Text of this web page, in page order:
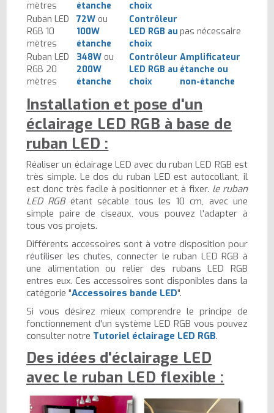
mètres étanche
choix
Ruban LED
RGB 10
mètres
72W ou
100W
étanche
Contrôleur
LED RGB au
choix
pas nécessaire
Ruban LED
RGB 20
mètres
348W ou
200W
étanche
Contrôleur
LED RGB au
choix
Amplificateur
étanche ou
non-étanche
Installation et pose d'un
éclairage LED RGB à base de
ruban LED :
Réaliser un éclairage LED avec du ruban LED RGB est
très simple. Le dos du ruban LED est autocollant, il
est donc très facile à positionner et à fixer. le ruban
LED RGBétant sécable tous les 10 cm, avec une
simple paire de ciseaux, vous pouvez l'adapter à
tous vos projets.
Différents accessoires sont à votre disposition pour
réutiliser les chutes, connecter le ruban LED RGB à
une alimentation ou relier des rubans LED RGB
entres eux. Ces accessoires sont disponibles dans la
catégorie "Accessoires bande LED".
Si vous désirez mieux comprendre le principe de
fonctionnement d'un système LED RGB vous pouvez
consulter notre Tutoriel éclairage LED RGB.
Des idées d'éclairage LED
avec le ruban LED flexible :